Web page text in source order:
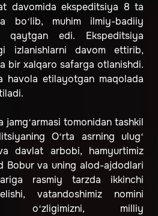
davomida ekspeditsiya 8 ta
bo‘lib, muhim ilmiy-badiiy
qaytgan edi. Ekspeditsiya
izlanishlarni davom ettirib,
bir xalqaro safarga otlanishdi.
havola etilayotgan maqolada
tomonidan tashkil
O‘rta asrning ulug‘
davlat arbobi, hamyurtimiz
Bobur va uning alod-ajdodlari
rasmiy tarzda ikkinchi
vatandoshimiz nomini
o‘zligimizni, milliy